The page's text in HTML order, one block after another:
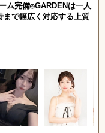
ム完備◎GARDENは一人
まで幅広く対応する上質